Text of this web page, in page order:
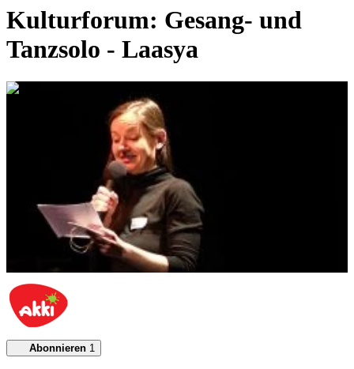
Kulturforum: Gesang- und
Tanzsolo - Laasya
0:11:10
Abonnieren 1